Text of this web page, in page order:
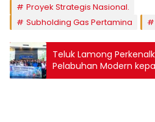
Proyek Strategis Nasional.
Subholding Gas Pertamina
Teluk Lamong
Pelabuhan Modern
Singapura